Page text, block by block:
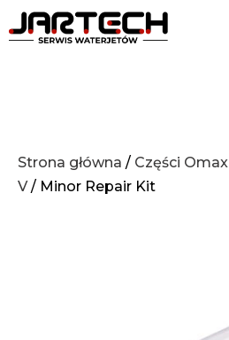
Strona główna / Części Omax
V/ Minor Repair Kit